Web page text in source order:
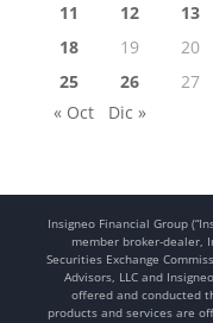
11
12 13
18
19 20
25
26 27
« Oct
Dic »
Insigneo Financial Group
member broker-dealer,
Securities Exchange
Advisors, LLC and
offered and conducted
products and services are